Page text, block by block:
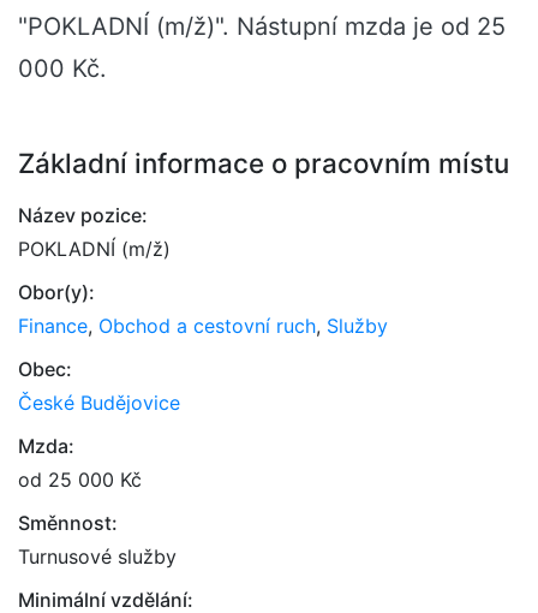
"POKLADNÍ (m/ž)". Nástupní mzda je od 25
000 Kč.
Základní informace o pracovním místu
Název pozice:
POKLADNÍ (m/ž)
Obor(y):
Finance, Obchod a cestovní ruch, Služby
Obec:
České Budějovice
Mzda:
od 25 000 Kč
Směnnost:
Turnusové služby
Minimální vzdělání: